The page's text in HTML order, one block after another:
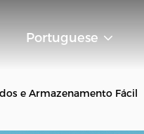
Portuguese
e Armazenamento Fácil